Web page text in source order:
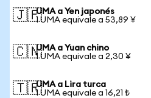
🇯🇵UMA a Yen japonés
1 UMA equivale a 53,89 ¥
🇨🇳UMA a Yuan chino
1 UMA equivale a 2,30 ¥
🇹🇷UMA a Lira turca
1 UMA equivale a 16,21 ₺